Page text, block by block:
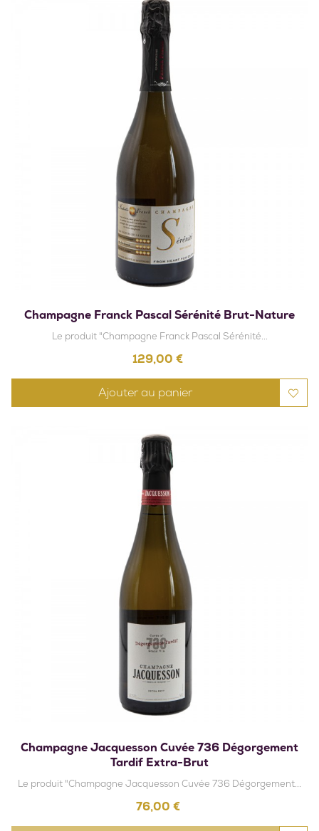
Champagne Franck Pascal Sérénité Brut-Nature
Le produit "Champagne Franck Pascal Sérénité...
Prix
129,00 €
Ajouter au panier
Champagne Jacquesson Cuvée 736 Dégorgement
Tardif Extra-Brut
Le produit "Champagne Jacquesson Cuvée 736 Dégorgement...
Prix
76,00 €